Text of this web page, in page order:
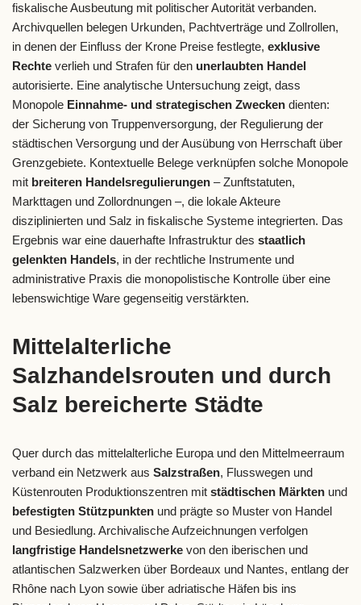
fiskalische Ausbeutung mit politischer Autorität verbanden.
Archivquellen belegen Urkunden, Pachtverträge und Zollrollen,
in denen der Einfluss der Krone Preise festlegte, exklusive
Rechte verlieh und Strafen für den unerlaubten Handel
autorisierte. Eine analytische Untersuchung zeigt, dass
Monopole Einnahme- und strategischen Zwecken dienten:
der Sicherung von Truppenversorgung, der Regulierung der
städtischen Versorgung und der Ausübung von Herrschaft über
Grenzgebiete. Kontextuelle Belege verknüpfen solche Monopole
mit breiteren Handelsregulierungen – Zunftstatuten,
Markttagen und Zollordnungen –, die lokale Akteure
disziplinierten und Salz in fiskalische Systeme integrierten. Das
Ergebnis war eine dauerhafte Infrastruktur des staatlich
gelenkten Handels, in der rechtliche Instrumente und
administrative Praxis die monopolistische Kontrolle über eine
lebenswichtige Ware gegenseitig verstärkten.
Mittelalterliche
Salzhandelsrouten und durch
Salz bereicherte Städte
Quer durch das mittelalterliche Europa und den Mittelmeerraum
verband ein Netzwerk aus Salzstraßen, Flusswegen und
Küstenrouten Produktionszentren mit städtischen Märkten und
befestigten Stützpunkten und prägte so Muster von Handel
und Besiedlung. Archivalische Aufzeichnungen verfolgen
langfristige Handelsnetzwerke von den iberischen und
atlantischen Salzwerken über Bordeaux und Nantes, entlang der
Rhône nach Lyon sowie über adriatische Häfen bis ins